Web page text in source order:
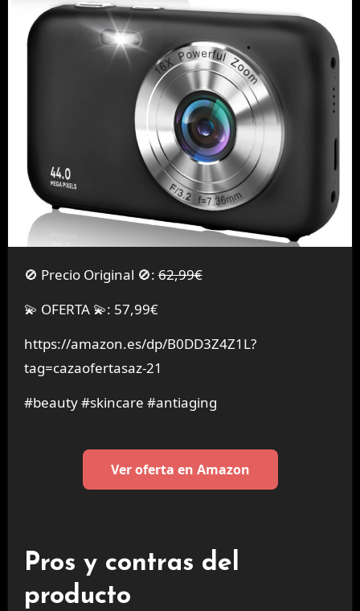
🚫 Precio Original 🚫:62,99€
💫 OFERTA 💫: 57,99€
https://amazon.es/dp/B0DD3Z4Z1L?
tag=cazaofertasaz-21
#beauty #skincare #antiaging
Ver oferta en Amazon
Pros y contras del
producto